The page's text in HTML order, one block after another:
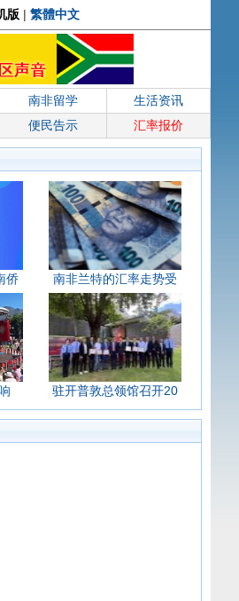
版 | 繁體中文
南非留学
生活资讯
便民告示 汇率报价
侨 南非兰特的汇率走势受
驻开普敦总领馆召开20